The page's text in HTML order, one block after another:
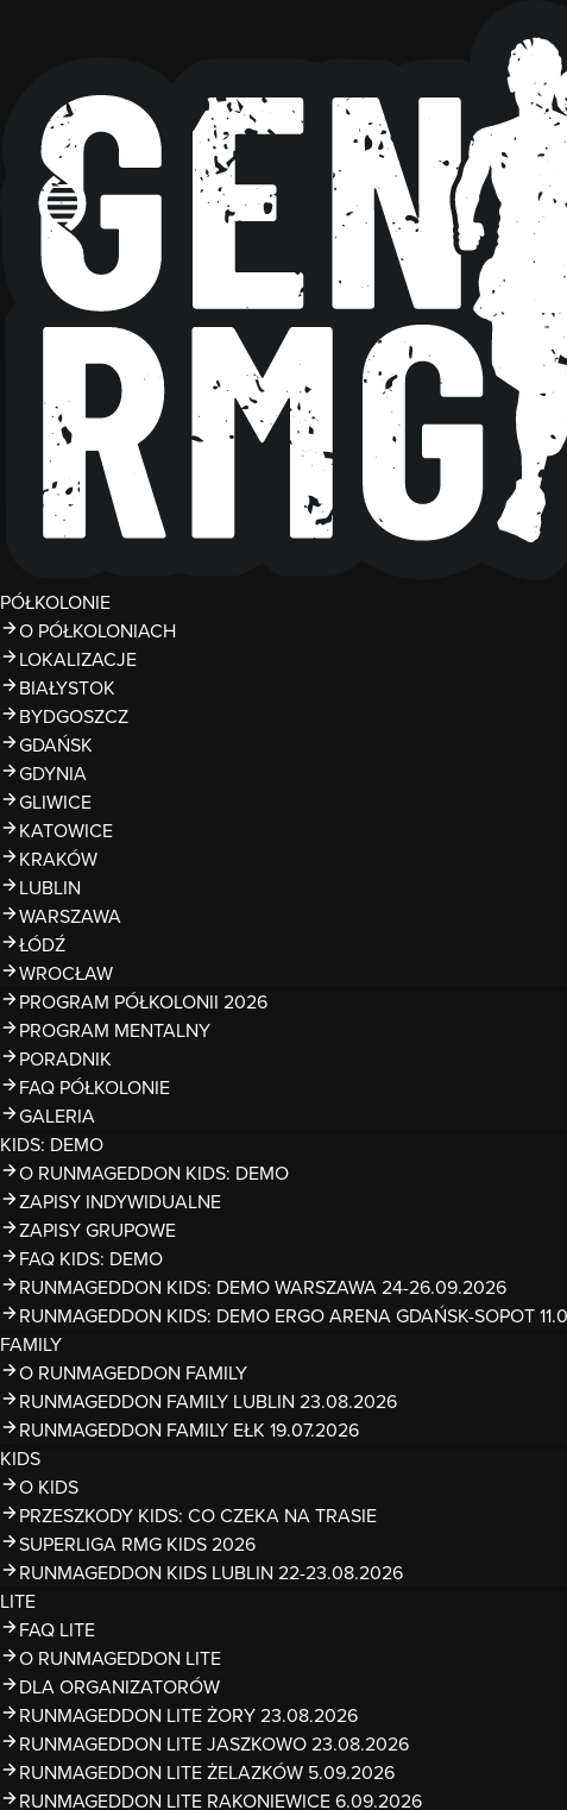
PÓŁKOLONIE
O PÓŁKOLONIACH
LOKALIZACJE
BIAŁYSTOK
BYDGOSZCZ
GDAŃSK
GDYNIA
GLIWICE
KATOWICE
KRAKÓW
LUBLIN
WARSZAWA
ŁÓDŹ
WROCŁAW
PROGRAM PÓŁKOLONII 2026
PROGRAM MENTALNY
PORADNIK
FAQ PÓŁKOLONIE
GALERIA
KIDS: DEMO
O RUNMAGEDDON KIDS: DEMO
ZAPISY INDYWIDUALNE
ZAPISY GRUPOWE
FAQ KIDS: DEMO
RUNMAGEDDON KIDS: DEMO WARSZAWA 24-26.09.2026
RUNMAGEDDON KIDS: DEMO ERGO ARENA GDAŃSK-SOPOT
FAMILY
O RUNMAGEDDON FAMILY
RUNMAGEDDON FAMILY LUBLIN 23.08.2026
RUNMAGEDDON FAMILY EŁK 19.07.2026
KIDS
O KIDS
PRZESZKODY KIDS: CO CZEKA NA TRASIE
SUPERLIGA RMG KIDS 2026
RUNMAGEDDON KIDS LUBLIN 22-23.08.2026
LITE
FAQ LITE
O RUNMAGEDDON LITE
DLA ORGANIZATORÓW
RUNMAGEDDON LITE ŻORY 23.08.2026
RUNMAGEDDON LITE JASZKOWO 23.08.2026
RUNMAGEDDON LITE ŻELAZKÓW 5.09.2026
RUNMAGEDDON LITE RAKONIEWICE 6.09.2026